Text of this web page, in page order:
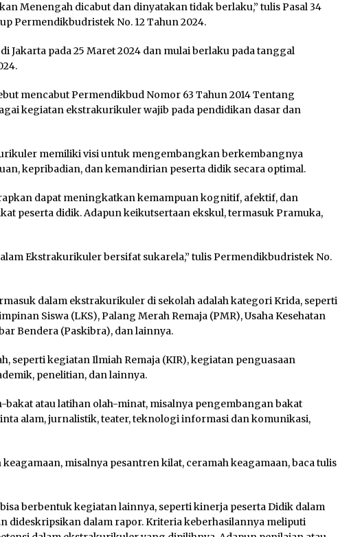
Menengah dicabut dan dinyatakan tidak berlaku,” tulis Pasal 34
Permendikbudristek No. 12 Tahun 2024.
Jakarta pada 25 Maret 2024 dan mulai berlaku pada tanggal
mencabut Permendikbud Nomor 63 Tahun 2014 Tentang
kegiatan ekstrakurikuler wajib pada pendidikan dasar dan
memiliki visi untuk mengembangkan berkembangnya
kepribadian, dan kemandirian peserta didik secara optimal.
dapat meningkatkan kemampuan kognitif, afektif, dan
peserta didik. Adapun keikutsertaan ekskul, termasuk Pramuka,
Ekstrakurikuler bersifat sukarela,” tulis Permendikbudristek No.
dalam ekstrakurikuler di sekolah adalah kategori Krida, seperti
Siswa (LKS), Palang Merah Remaja (PMR), Usaha Kesehatan
Bendera (Paskibra), dan lainnya.
seperti kegiatan Ilmiah Remaja (KIR), kegiatan penguasaan
penelitian, dan lainnya.
bakat atau latihan olah-minat, misalnya pengembangan bakat
alam, jurnalistik, teater, teknologi informasi dan komunikasi,
misalnya pesantren kilat, ceramah keagamaan, baca tulis
berbentuk kegiatan lainnya, seperti kinerja peserta Didik dalam
dideskripsikan dalam rapor. Kriteria keberhasilannya meliputi